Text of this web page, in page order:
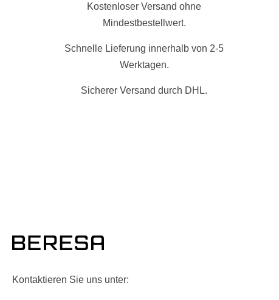
Kostenloser Versand ohne
Mindestbestellwert.
Schnelle Lieferung innerhalb von 2-5
Werktagen.
Sicherer Versand durch DHL.
Kontaktieren Sie uns unter: